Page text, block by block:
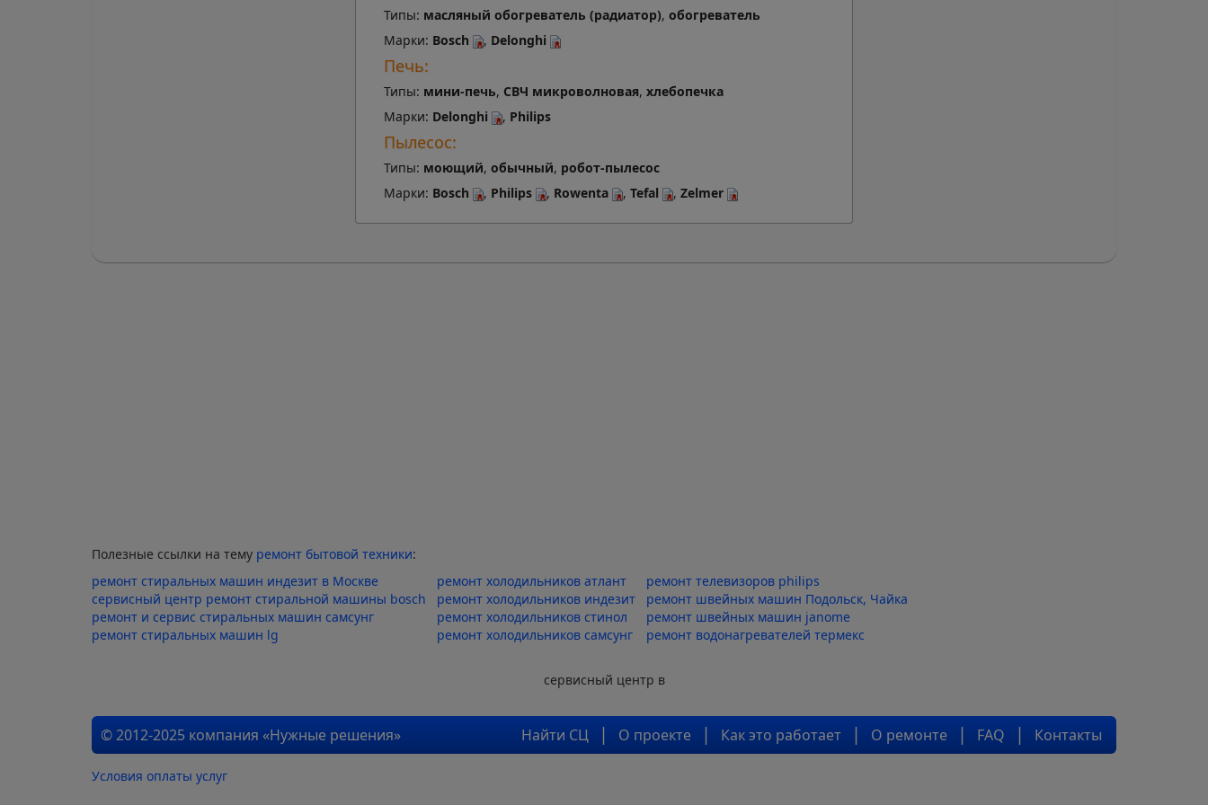
Типы: масляный обогреватель (радиатор), обогреватель
Марки: Bosch , Delonghi
Печь:
Типы: мини-печь, СВЧ микроволновая, хлебопечка
Марки: Delonghi , Philips
Пылесос:
Типы: моющий, обычный, робот-пылесос
Марки: Bosch , Philips , Rowenta , Tefal , Zelmer
Полезные ссылки на тему ремонт бытовой техники:
ремонт стиральных машин индезит в Москве
ремонт холодильников атлант
ремонт телевизоров philips
сервисный центр ремонт стиральной машины bosch
ремонт холодильников индезит
ремонт швейных машин Подольск, Чайка
ремонт и сервис стиральных машин самсунг
ремонт холодильников стинол
ремонт швейных машин janome
ремонт стиральных машин lg
ремонт холодильников самсунг ремонт водонагревателей термекс
сервисный центр в
© 2012-2025 компания «Нужные решения» Найти СЦ О проекте Как это работает О ремонте FAQ Контакты
Условия оплаты услуг